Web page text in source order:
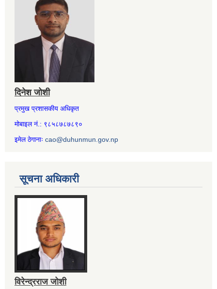
दिनेश जोशी
प्रमुख प्रशासकीय अधिकृत
मोबाइल नं.: ९८५८७८७८९०
इमेल ठेगानाः cao@duhunmun.gov.np
सूचना अधिकारी
विरेन्द्रराज जोशी